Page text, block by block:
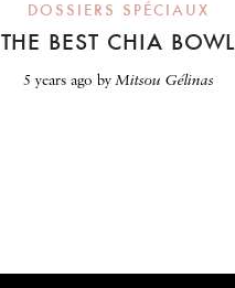
DOSSIERS SPÉCIAUX
THE BEST CHIA BOWL
5 years ago byMitsou Gélinas